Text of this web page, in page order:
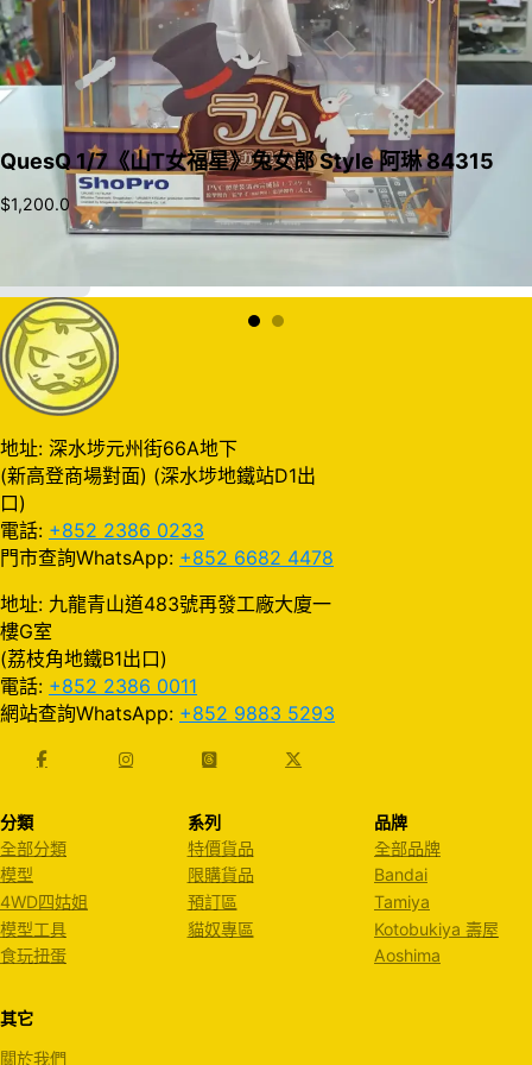
QuesQ 1/7《山T女福星》兔女郎 Style 阿琳 84315
$1,200.0
地址: 深水埗元州街66A地下
(新高登商場對面) (深水埗地鐵站D1出
口)
電話: +852 2386 0233
門市查詢WhatsApp: +852 6682 4478
地址: 九龍青山道483號再發工廠大廈一
樓G室
(荔枝角地鐵B1出口)
電話: +852 2386 0011
網站查詢WhatsApp: +852 9883 5293
分類
全部分類
模型
4WD四姑姐
模型工具
食玩扭蛋
系列
特價貨品
限購貨品
預訂區
貓奴專區
品牌
全部品牌
Bandai
Tamiya
Kotobukiya 壽屋
Aoshima
其它
關於我們